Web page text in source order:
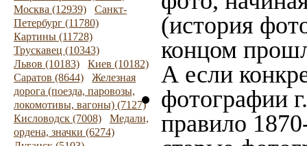
Москва (12939)
Санкт-
Петербург (11780)
Картины (11728)
Трускавец (10343)
Львов (10183)
Киев (10182)
Саратов (8644)
Железная
дорога (поезда, паровозы,
локомотивы, вагоны) (7127)
Кисловодск (7008)
Медали,
ордена, значки (6274)
(история
концом
А если
фотографии
правило